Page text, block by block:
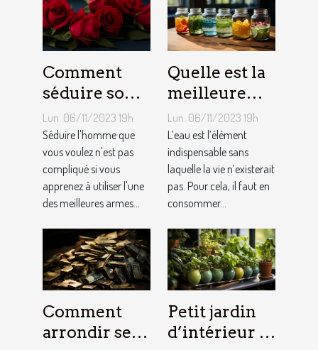
Comment
séduire son
homme ?
Lun. 06/11/2023 19h
Séduire l'homme que
vous voulez n'est pas
compliqué si vous
apprenez à utiliser l'une
des meilleures armes...
Quelle est la
meilleure
quantité
d’eau qu’il
faut au
quotidien ?
Lun. 06/11/2023 19h
L’eau est l’élément
indispensable sans
laquelle la vie n’existerait
pas. Pour cela, il faut en
consommer...
Comment
arrondir ses
Petit jardin
d’intérieur :